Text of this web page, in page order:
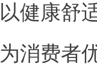
以健康舒
为消费者